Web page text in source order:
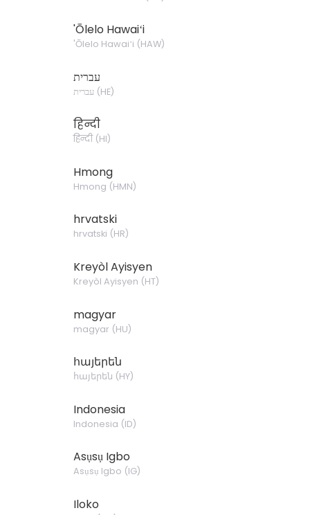
'Ōlelo Hawaiʻi
'Ōlelo Hawaiʻi (HAW)
עברית
עברית(HE)
हिन्दी
हिन्दी(HI)
Hmong
Hmong (HMN)
hrvatski
hrvatski (HR)
Kreyòl Ayisyen
Kreyòl Ayisyen (HT)
magyar
magyar (HU)
հայերեն
հայերեն (HY)
Indonesia
Indonesia (ID)
Asụsụ Igbo
Asụsụ Igbo (IG)
Iloko